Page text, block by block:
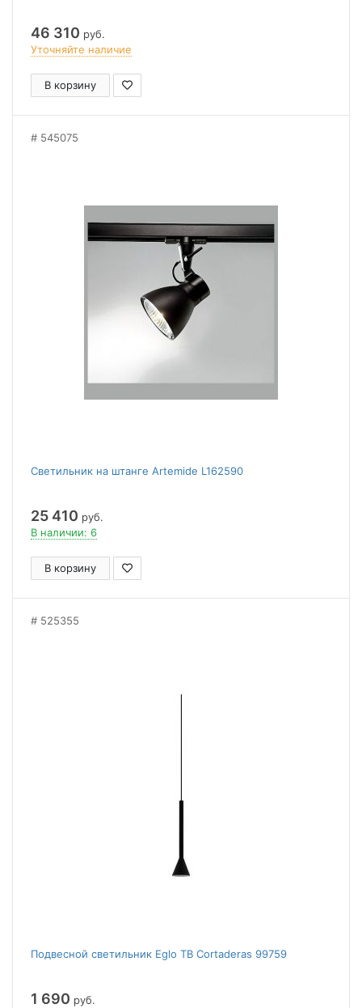
46 310 руб.
Уточняйте наличие
В корзину
545075
Светильник на штанге Artemide L162590
25 410 руб.
В наличии: 6
В корзину
525355
Подвесной светильник Eglo TB Cortaderas 99759
1 690 руб.